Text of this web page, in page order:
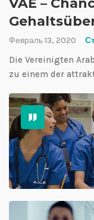
Февраль 13, 2020
Die Vereinigten
zu einem der